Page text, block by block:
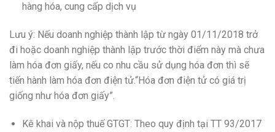
hàng hóa, cung cấp dịch vụ
Lưu ý: Nếu doanh nghiệp thành lập từ ngày 01/11/2018 trở
đi hoặc doanh nghiệp thành lập trước thời điểm này mà chưa
làm hóa đơn giấy, nếu co nhu cầu sử dụng hóa đơn thì sẽ
tiến hành làm hóa đơn điện tử.“Hóa đơn điện tử có giá trị
giống như hóa đơn giấy”.
Kê khai và nộp thuế GTGT: Theo quy định tại TT 93/2017